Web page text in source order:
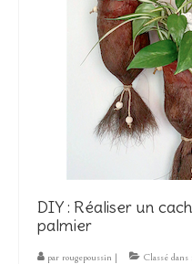
DIY : Réaliser un
palmier
par rougepoussin | Classé dans :